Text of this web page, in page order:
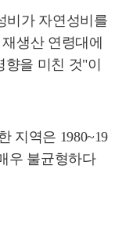
비가 자연성비를
생산 연령대에
향을 미친 것"이
지역은 1980~19
우 불균형하다